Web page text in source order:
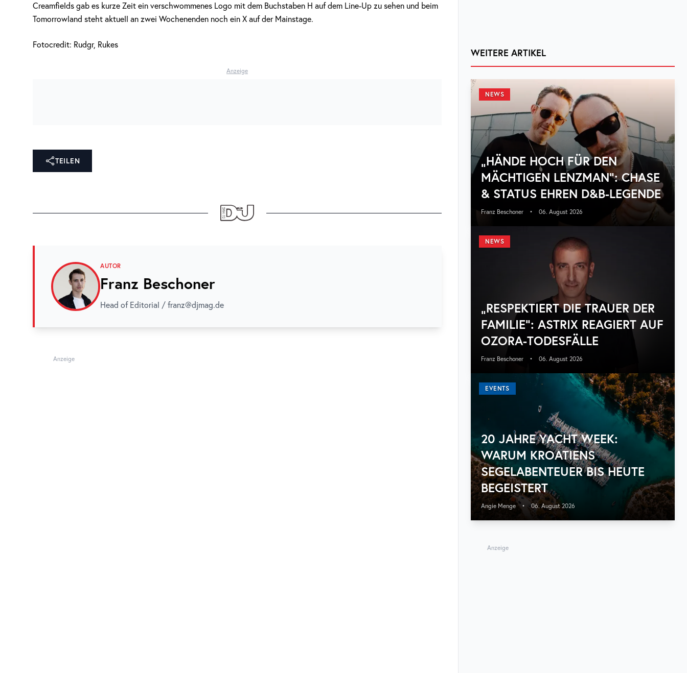
Creamfields gab es kurze Zeit ein verschwommenes Logo mit dem Buchstaben H auf dem Line-Up zu sehen und beim
Tomorrowland steht aktuell an zwei Wochenenden noch ein X auf der Mainstage.
Fotocredit: Rudgr, Rukes
Anzeige
TEILEN
AUTOR
Franz Beschoner
Head of Editorial / franz@djmag.de
Anzeige
WEITERE ARTIKEL
NEWS
„HÄNDE HOCH FÜR DEN
MÄCHTIGEN LENZMAN“: CHASE
& STATUS EHREN D&B-LEGENDE
Franz Beschoner • 06. August 2026
NEWS
„RESPEKTIERT DIE TRAUER DER
FAMILIE“: ASTRIX REAGIERT AUF
OZORA-TODESFÄLLE
Franz Beschoner • 06. August 2026
EVENTS
20 JAHRE YACHT WEEK:
WARUM KROATIENS
SEGELABENTEUER BIS HEUTE
BEGEISTERT
Angie Menge • 06. August 2026
Anzeige